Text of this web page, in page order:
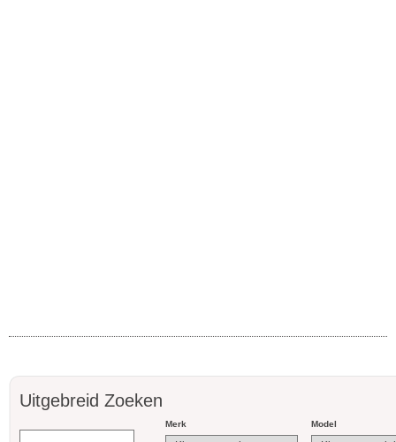
Uitgebreid Zoeken
Merk Model